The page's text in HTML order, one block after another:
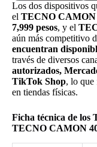
Los dos dispositivos
el TECNO CAMON
7,999 pesos, y el
aún más competitivo
encuentran
través de diversos
autorizados,
TikTok Shop, lo que
en tiendas físicas.
Ficha técnica de
TECNO CAMON